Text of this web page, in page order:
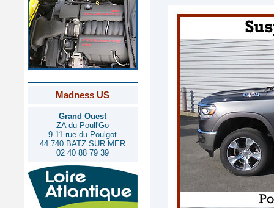
Madness US
Grand Ouest
ZA du Poull'Go
9-11 rue du Poulgot
44 740 BATZ SUR MER
02 40 88 79 39